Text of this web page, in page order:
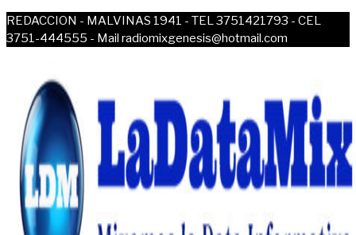
REDACCION - MALVINAS 1941 - TEL 3751421793 - CEL
3751-444555 - Mail radiomixgenesis@hotmail.com